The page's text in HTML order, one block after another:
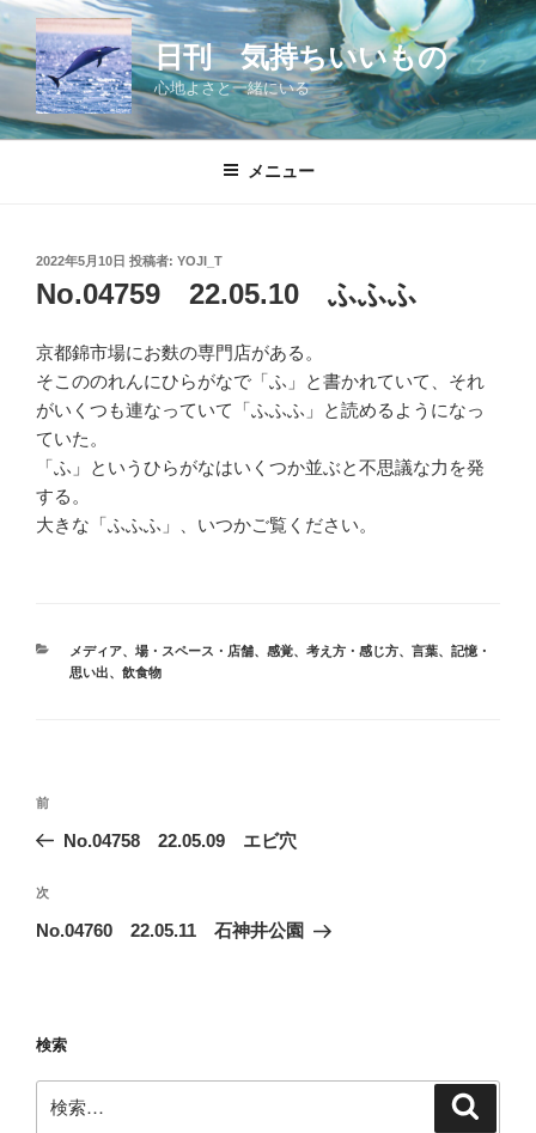
コ
ン
テ
ツ
日刊 気持ちいいもの
心地よさと一緒にいる
メニュー
投
稿
日:
2022年5月10日 投稿者: YOJI_T
No.04759 22.05.10 ふふふ
京都錦市場にお麩の専門店がある。
そこののれんにひらがなで「ふ」と書かれていて、それ
がいくつも連なっていて「ふふふ」と読めるようになっ
ていた。
「ふ」というひらがなはいくつか並ぶと不思議な力を発
する。
大きな「ふふふ」、いつかご覧ください。
カ
テ
メディア、 場・スペース・店舗、 感覚、 考え方・感じ方、 言葉、 記憶・
思い出、 飲食物
投
ビ
ゲ
ン
前
の
稿
前
No.04758 22.05.09 エビ穴
次
の
次
No.04760 22.05.11 石神井公園
検索
索: